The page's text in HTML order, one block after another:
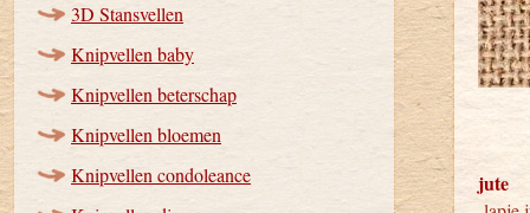
3D Stansvellen
Knipvellen baby
Knipvellen beterschap
Knipvellen bloemen
Knipvellen condoleance
jute